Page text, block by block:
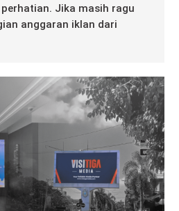
Jika masih ragu
anggaran iklan dari